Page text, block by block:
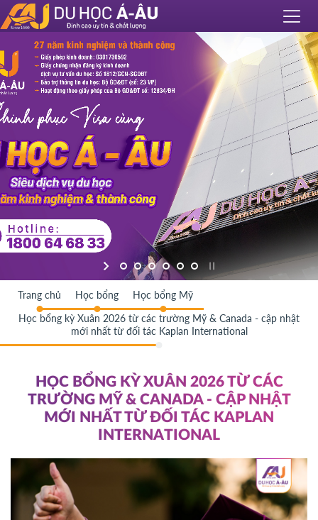
Trang chủ Học bổng Học bổng Mỹ
Học bổng kỳ Xuân 2026 từ các trường Mỹ & Canada - cập nhật
mới nhất từ đối tác Kaplan International
HỌC BỔNG KỲ XUÂN 2026 TỪ CÁC
TRƯỜNG MỸ & CANADA - CẬP NHẬT
MỚI NHẤT TỪ ĐỐI TÁC KAPLAN
INTERNATIONAL